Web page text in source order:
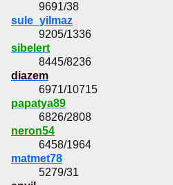
9691/38
sule_yilmaz
9205/1336
sibelert
8445/8236
diazem
6971/10715
papatya89
6826/2808
neron54
6458/1964
matmet78
5279/31